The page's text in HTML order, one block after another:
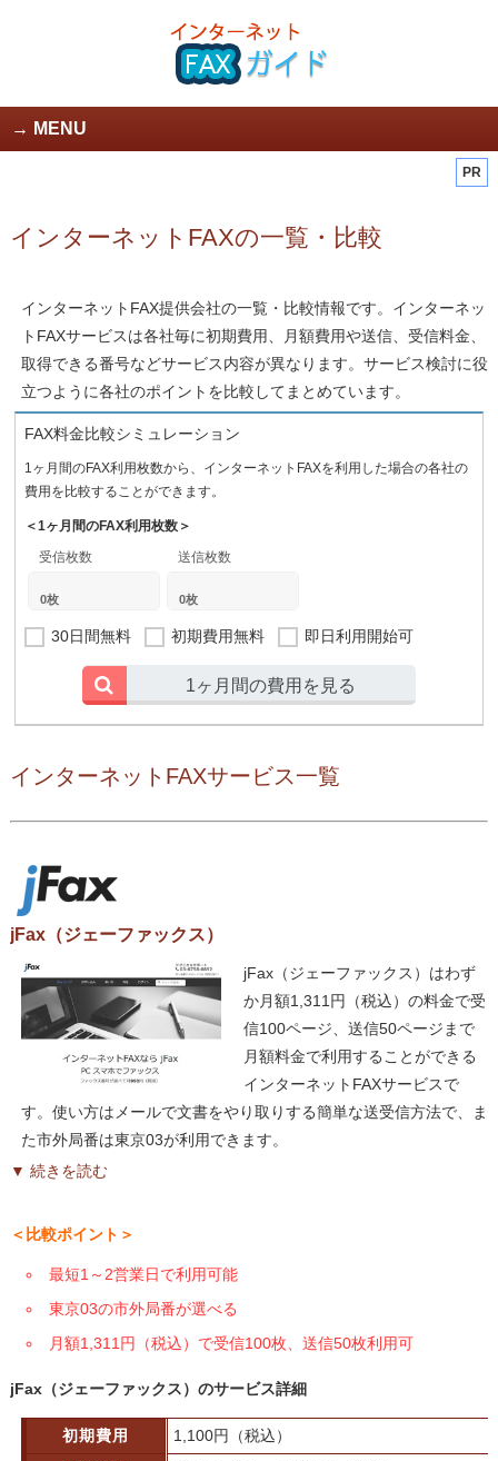
MENU
PR
インターネットFAXの一覧・比較
インターネットFAX提供会社の一覧・比較情報です。インターネッ
トFAXサービスは各社毎に初期費用、月額費用や送信、受信料金、
取得できる番号などサービス内容が異なります。サービス検討に役
立つように各社のポイントを比較してまとめています。
FAX料金比較シミュレーション
1ヶ月間のFAX利用枚数から、インターネットFAXを利用した場合の各社の
費用を比較することができます。
＜1ヶ月間のFAX利用枚数＞
受信枚数
送信枚数
30日間無料 初期費用無料 即日利用開始可
1ヶ月間の費用を見る
インターネットFAXサービス一覧
jFax（ジェーファックス）
jFax（ジェーファックス）はわず
か月額1,311円（税込）の料金で受
信100ページ、送信50ページまで
月額料金で利用することができる
インターネットFAXサービスで
す。使い方はメールで文書をやり取りする簡単な送受信方法で、ま
た市外局番は東京03が利用できます。
▼ 続きを読む
＜比較ポイント＞
最短1～2営業日で利用可能
東京03の市外局番が選べる
月額1,311円（税込）で受信100枚、送信50枚利用可
jFax（ジェーファックス）のサービス詳細
初期費用
1,100円（税込）